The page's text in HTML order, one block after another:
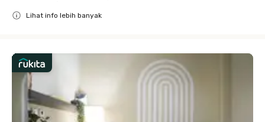
Lihat info lebih banyak